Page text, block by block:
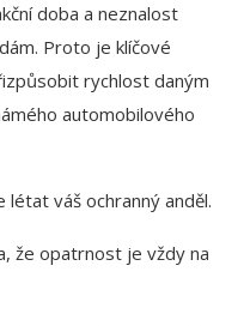
doba a neznalost
Proto je klíčové
rychlost daným
automobilového
létat váš ochranný anděl.
že opatrnost je vždy na